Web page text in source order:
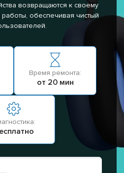
возвращаются к своему
обеспечивая чистый
Время ремонта:
от 20 мин